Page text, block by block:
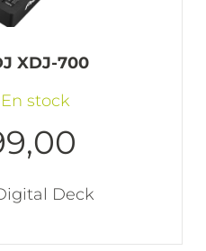
XDJ-700
En stock
Deck